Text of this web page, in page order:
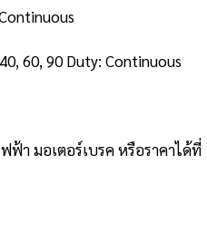
60, 90 Duty: Continuous
ฟ้า มอเตอร์เบรค หรือราคาได้ที่